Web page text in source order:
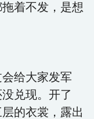
着不发，是想
给大家发军
兑现。开了
的衣裳，露出